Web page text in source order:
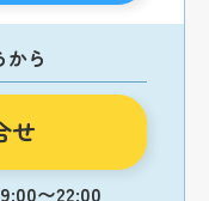
から
せ
〜22:00